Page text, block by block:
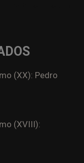
(XX): Pedro
(XVIII):